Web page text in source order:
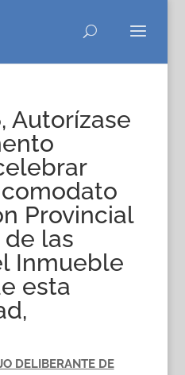
Autorízase
Provincial
las
Inmueble
esta
DELIBERANTE DE